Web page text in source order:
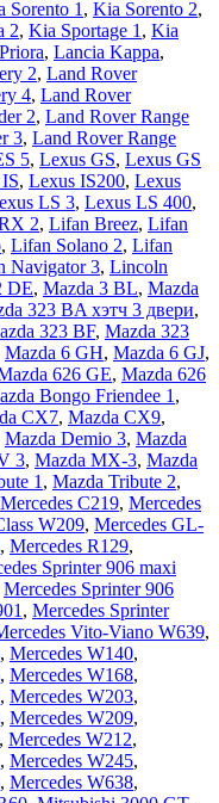
Sorento 1 , Kia Sorento 2,
2, Kia Sportage 1 , Kia
, Lancia Kappa,
2, Land Rover
4, Land Rover
2, Land Rover Range
3, Land Rover Range
5, Lexus GS, Lexus GS
, Lexus IS200, Lexus
LS 3, Lexus LS 400,
2, Lifan Breez, Lifan
, Lifan Solano 2, Lifan
Navigator 3, Lincoln
DE, Mazda 3 BL, Mazda
323 BA хэтч 3 двери,
323 BF, Mazda 323
Mazda 6 GH, Mazda 6 GJ,
626 GE, Mazda 626
Bongo Friendee 1 ,
CX7, Mazda CX9,
Mazda Demio 3, Mazda
3, Mazda MX-3, Mazda
1 , Mazda Tribute 2,
Mercedes C219, Mercedes
W209, Mercedes GL-
, Mercedes R129,
Sprinter 906 maxi
Mercedes Sprinter 906
, Mercedes Sprinter
Vito-Viano W639,
, Mercedes W140,
, Mercedes W168,
, Mercedes W203,
, Mercedes W209,
, Mercedes W212,
, Mercedes W245,
, Mercedes W638,